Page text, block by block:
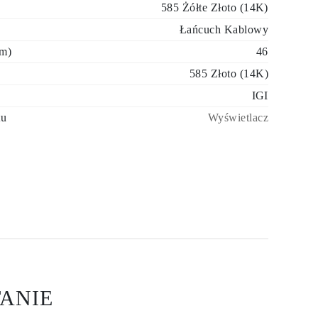
585 Żółte Złoto (14K)
Łańcuch Kablowy
46
585 Złoto (14K)
IGI
Wyświetlacz